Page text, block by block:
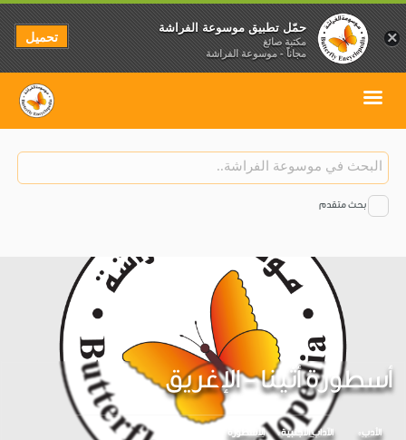
بحث متقدم
أسطورة أثينا - الإغريق
الأدب الآداب الأجنبية الأسطورة
×
حمّل تطبيق موسوعة الفراشة
مكتبة صائغ
مجاناً - موسوعة الفراشة
تحميل